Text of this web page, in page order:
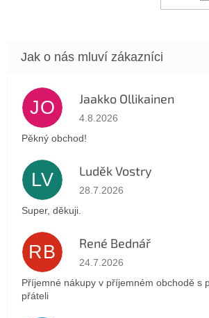
JO Jaakko Ollikainen
Hodnocení obchodu je 5 z 5
4.8.2026
Pěkný obchod!
LV Luděk Vostry
Hodnocení obchodu je 5 z 5
28.7.2026
Super, děkuji.
RB René Bednář
Hodnocení obchodu je 5 z 5
24.7.2026
Příjemné nákupy v příjemném obchodě s
přáteli